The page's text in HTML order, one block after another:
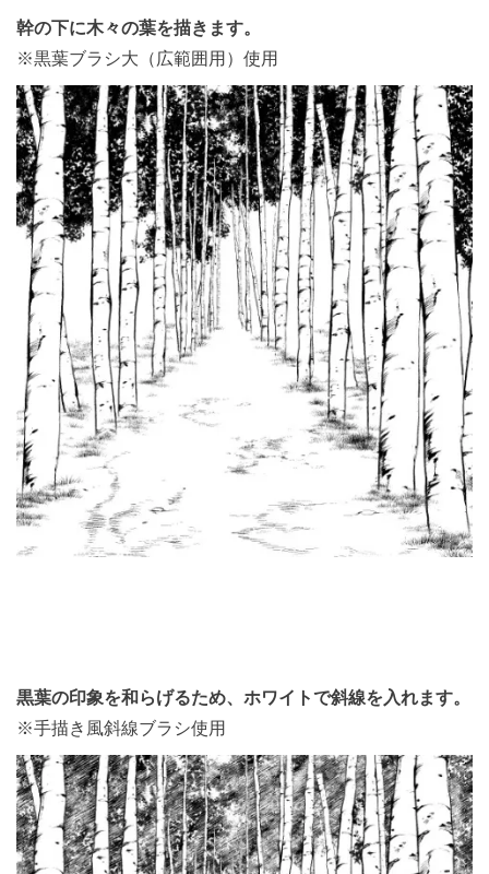
幹の下に木々の葉を描きます。
※黒葉ブラシ大（広範囲用）使用
黒葉の印象を和らげるため、ホワイトで斜線を入れます。
※手描き風斜線ブラシ使用